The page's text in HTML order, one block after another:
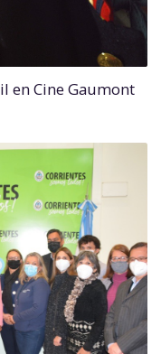
en Cine Gaumont